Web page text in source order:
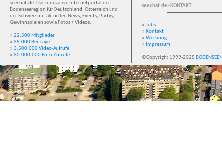
seechat.de: Das innovative Internetportal der
Bodenseeregion für Deutschland, Österreich und
der Schweiz mit aktuellen News, Events, Partys,
Gewinnspielen sowie Fotos + Videos.
» 22.500 Mitglieder
» 35.000 Beiträge
» 3.500.000 Video-Aufrufe
» 30.000.000 Foto-Aufrufe
seechat.de - KONTAKT
» Jobs
» Kontakt
» Werbung
» Impressum
©Copyright 1999-2025